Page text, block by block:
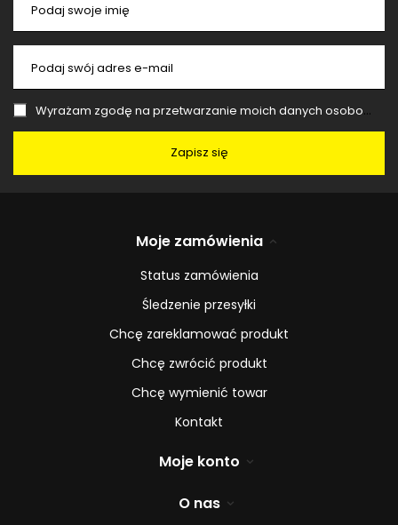
Podaj swoje imię
Podaj swój adres e-mail
Wyrażam zgodę na przetwarzanie moich danych osobowych (adres e-mail) na potrzeby wysyłki newslettera z informacją handlową (marketing). Więcej w
Zapisz się
Moje zamówienia
Status zamówienia
Śledzenie przesyłki
Chcę zareklamować produkt
Chcę zwrócić produkt
Chcę wymienić towar
Kontakt
Moje konto
O nas